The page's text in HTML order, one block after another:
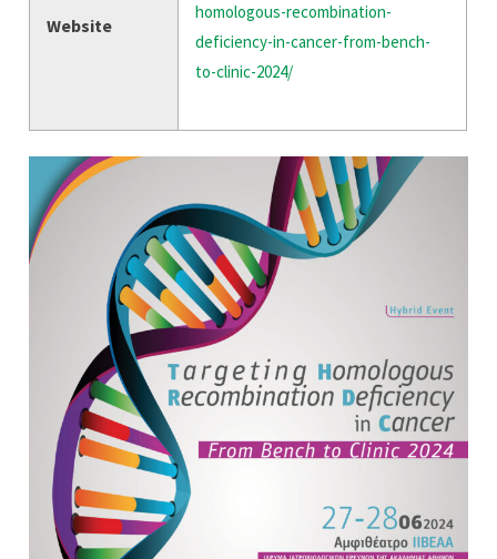
Website
homologous-recombination-
deficiency-in-cancer-from-bench-
to-clinic-2024/